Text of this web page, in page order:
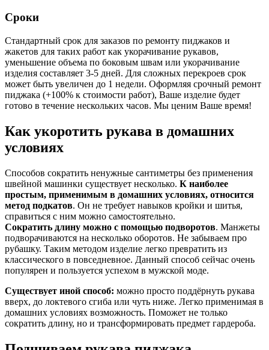
Сроки
Стандартный срок для заказов по ремонту пиджаков и
жакетов для таких работ как укорачивание рукавов,
уменьшение объема по боковым швам или укорачивание
изделия составляет 3-5 дней. Для сложных перекроев срок
может быть увеличен до 1 недели. Оформляя срочный ремонт
пиджака (+100% к стоимости работ), Ваше изделие будет
готово в течение нескольких часов. Мы ценим Ваше время!
Как укоротить рукава в домашних
условиях
Способов сократить ненужные сантиметры без применения
швейной машинки существует несколько. К наиболее
простым, применимым в домашних условиях, относится
метод подкатов. Он не требует навыков кройки и шитья,
справиться с ним можно самостоятельно.
Сократить длину можно с помощью подворотов. Манжеты
подворачиваются на несколько оборотов. Не забываем про
рубашку. Таким методом изделие легко превратить из
классического в повседневное. Данный способ сейчас очень
популярен и пользуется успехом в мужской моде.
Существует иной способ: можно просто поддёрнуть рукава
вверх, до локтевого сгиба или чуть ниже. Легко применимая в
домашних условиях возможность. Поможет не только
сократить длину, но и трансформировать предмет гардероба.